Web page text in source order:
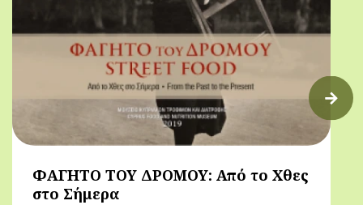
ΦΑΓΗΤΟ ΤΟΥ ΔΡΟΜΟΥ: Από το Χθες
στο Σήμερα